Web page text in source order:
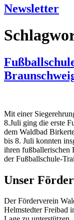
Newsletter
Mit einer
8.Juli ging die erste
dem Waldbad
bis 8. Juli konnten
ihren fußballerischen
der Fußballschule-
Unser
Der Förderverein
Helmstedter Freibad